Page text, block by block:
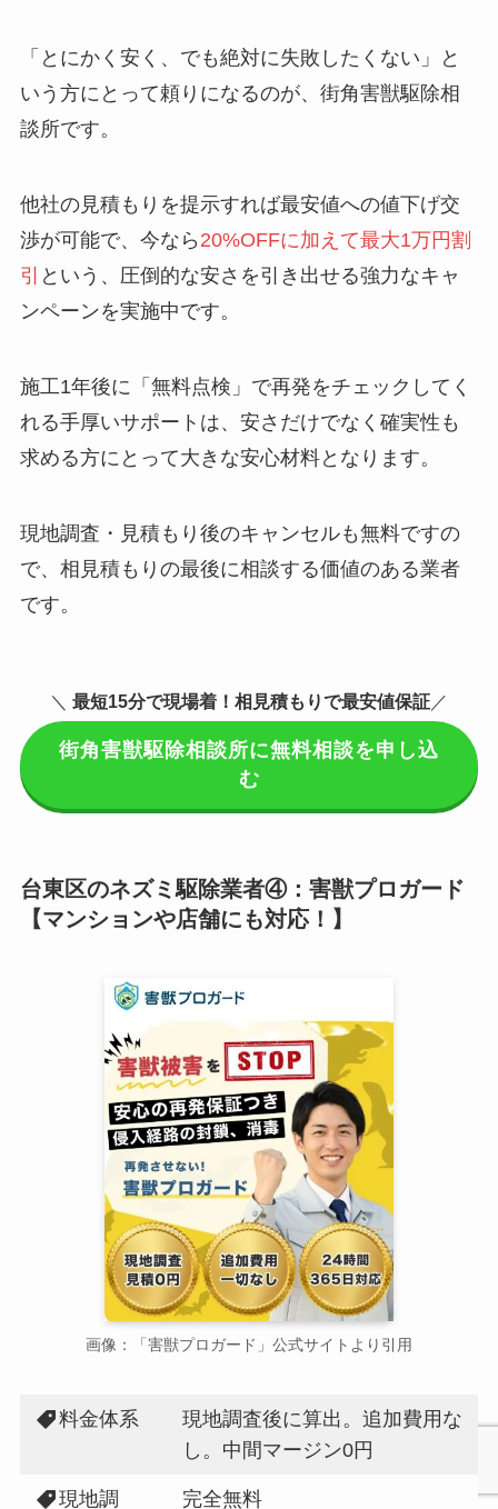
「とにかく安く、でも絶対に失敗したくない」と
いう方にとって頼りになるのが、街角害獣駆除相
談所です。
他社の見積もりを提示すれば最安値への値下げ交
渉が可能で、今なら 20%OFFに加えて最大1万円割
引 という、圧倒的な安さを引き出せる強力なキャ
ンペーンを実施中です。
施工1年後に「無料点検」で再発をチェックしてく
れる手厚いサポートは、安さだけでなく確実性も
求める方にとって大きな安心材料となります。
現地調査・見積もり後のキャンセルも無料ですの
で、相見積もりの最後に相談する価値のある業者
です。
＼ 最短15分で現場着 ！相見積もりで最安値保証 ／
街角害獣駆除相談所に無料相談を申し込
む
台東区のネズミ駆除業者④：害獣プロガード
【マンションや店舗にも対応！】
画像：「害獣プロガード」公式サイトより引用
料金体系
現地調査後に算出。追加費用な
し。中間マージン0円
現地調 完全無料